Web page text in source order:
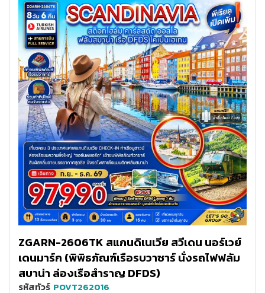
ZGARN-2606TK สแกนดิเนเวีย สวีเดน นอร์เวย์
เดนมาร์ก (พิพิธภัณฑ์เรือรบวาซาร์ นั่งรถไฟฟลัม
สบาน่า ล่องเรือสำราญ DFDS)
รหัสทัวร์ POVT262016